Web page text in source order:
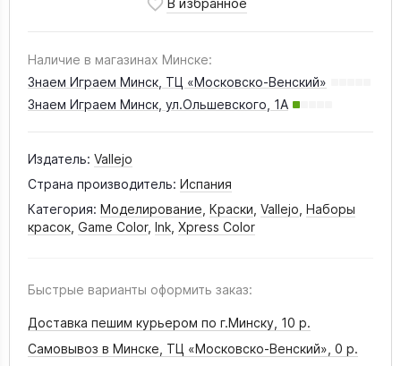
Наличие в магазинах Минске:
Знаем Играем Минск, ТЦ «Московско-Венский»
Знаем Играем Минск, ул.Ольшевского, 1А
Издатель: Vallejo
Страна производитель: Испания
Категория: Моделирование Краски Vallejo Наборы
красок Game Color, Ink Xpress Color
Быстрые варианты оформить заказ:
Доставка пешим курьером по г.Минску, 10 р.
Самовывоз в Минске, ТЦ «Московско-Венский», 0 р.